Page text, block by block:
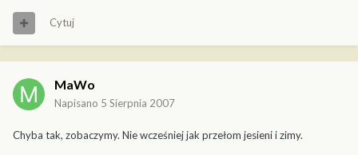
Cytuj
MaWo
Napisano 5 Sierpnia 2007
Chyba tak, zobaczymy. Nie wcześniej jak przełom jesieni i zimy.